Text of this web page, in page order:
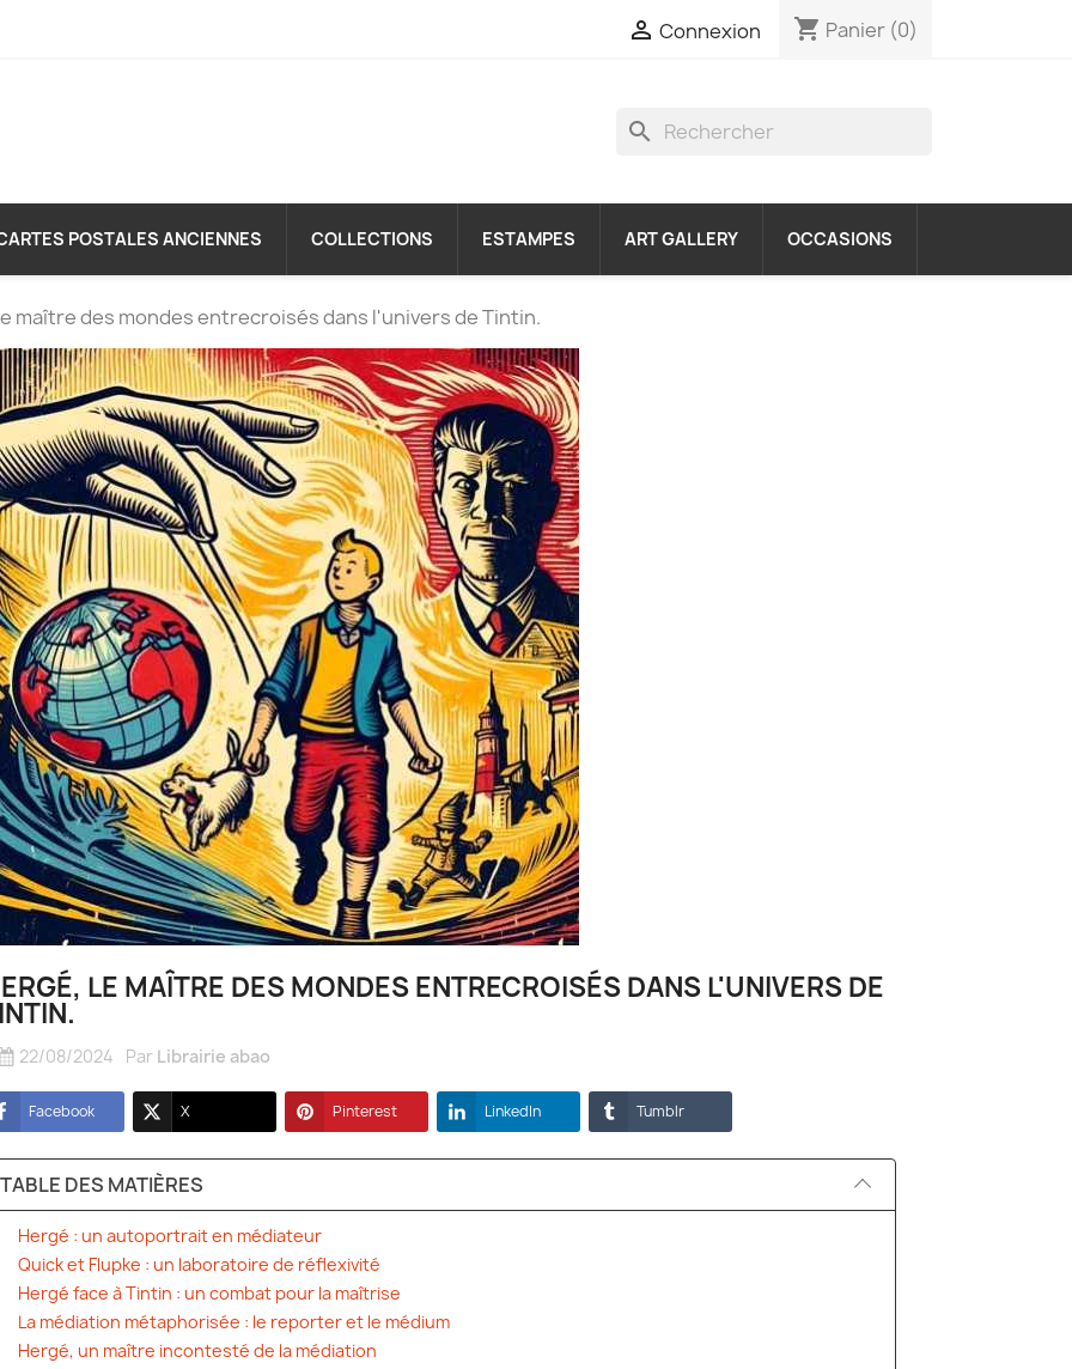
 Connexion shopping_cart Panier (0)
search
POSTALES ANCIENNES COLLECTIONS ESTAMPES ART GALLERY OCCASIONS
maître des mondes entrecroisés dans l'univers de Tintin.
LE MAÎTRE DES MONDES ENTRECROISÉS DANS L'UNIVERS DE
22/08/2024 Par Librairie abao
Facebook X Pinterest LinkedIn Tumblr
TABLE DES MATIÈRES
Hergé : un autoportrait en médiateur
Quick et Flupke : un laboratoire de réflexivité
Hergé face à Tintin : un combat pour la maîtrise
La médiation métaphorisée : le reporter et le médium
Hergé, un maître incontesté de la médiation